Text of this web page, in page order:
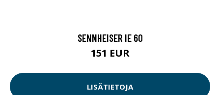
SENNHEISER IE 60
151 EUR
LISÄTIETOJA